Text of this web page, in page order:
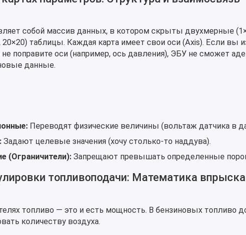
собой массив данных, в котором скрыты двухмерные
таблицы. Каждая карта имеет свои оси (Axis). Если вы
не поправите оси (например, ось давления), ЭБУ не сможет
данные.
Переводят физические величины (вольтаж датчика в
Задают целевые значения (хочу столько-то наддува).
(Ограничители):Запрещают превышать определенные
топливоподачи: Математика впрыска
топливо — это и есть мощность. В бензиновых топливо
количеству воздуха.